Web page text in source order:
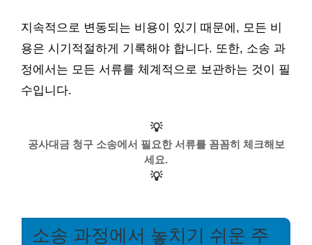
지속적으로 변동되는 비용이 있기 때문에, 모든 비
용은 시기적절하게 기록해야 합니다. 또한, 소송 과
정에서는 모든 서류를 체계적으로 보관하는 것이 필
수입니다.
💡
공사대금 청구 소송에서 필요한 서류를 꼼꼼히 체크해보
세요.
💡
소송 과정에서 놓치기 쉬운 주